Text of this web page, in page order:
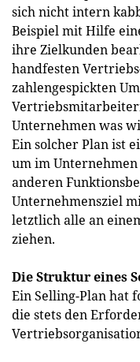
sich nicht intern
Beispiel mit Hilfe
ihre Zielkunden
handfesten
zahlengespickten
Unternehmen was
Ein solcher Plan ist
um im
anderen
Unternehmensziel
letztlich alle an
ziehen.
Die Struktur eines
Ein Selling-Plan hat
die stets den